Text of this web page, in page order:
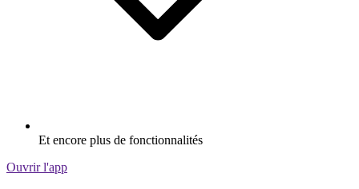
Et encore plus de fonctionnalités
Ouvrir l'app